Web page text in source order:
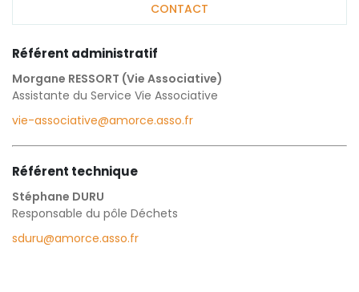
CONTACT
Référent administratif
Morgane RESSORT (Vie Associative)
Assistante du Service Vie Associative
vie-associative@amorce.asso.fr
Référent technique
Stéphane DURU
Responsable du pôle Déchets
sduru@amorce.asso.fr